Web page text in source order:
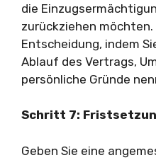
die
zurückziehen möchten.
Entscheidung, indem
Ablauf des Vertrags,
persönliche Gründe
Schritt 7:
Geben Sie eine